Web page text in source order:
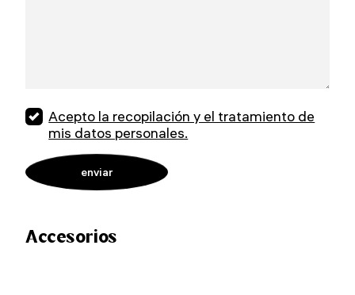
Acepto la recopilación y el tratamiento de
mis datos personales.
Accesorios